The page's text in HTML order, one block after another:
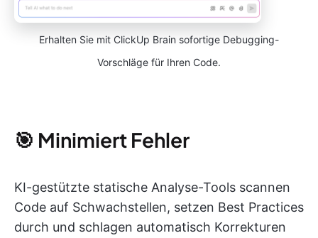
Erhalten Sie mit ClickUp Brain sofortige Debugging-
Vorschläge für Ihren Code.
🎯 Minimiert Fehler
KI-gestützte statische Analyse-Tools scannen
Code auf Schwachstellen, setzen Best Practices
durch und schlagen automatisch Korrekturen